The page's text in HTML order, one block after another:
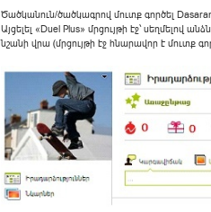
Ծածկանուն/ծածկագրով մուտք գործել
Այցելել «Duel Plus» մրցույթի էջ՝ սեղմելով
նշանի վրա (մրցույթի էջ հնարավոր է մուտք